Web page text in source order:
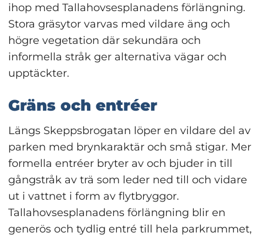
ihop med Tallahovsesplanadens förlängning.
Stora gräsytor varvas med vildare äng och
högre vegetation där sekundära och
informella stråk ger alternativa vägar och
upptäckter.
Gräns och entréer
Längs Skeppsbrogatan löper en vildare del av
parken med brynkaraktär och små stigar. Mer
formella entréer bryter av och bjuder in till
gångstråk av trä som leder ned till och vidare
ut i vattnet i form av flytbryggor.
Tallahovsesplanadens förlängning blir en
generös och tydlig entré till hela parkrummet,